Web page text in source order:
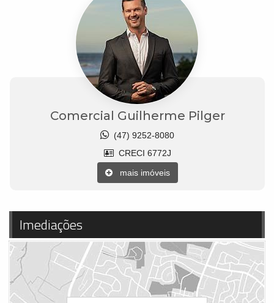
Comercial Guilherme Pilger
(47) 9252-8080
CRECI 6772J
mais imóveis
Imediações